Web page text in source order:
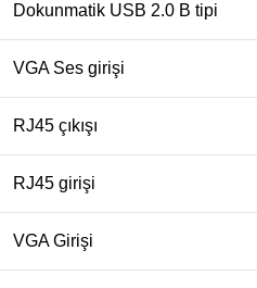
Dokunmatik USB 2.0 B tipi
VGA Ses girişi
RJ45 çıkışı
RJ45 girişi
VGA Girişi